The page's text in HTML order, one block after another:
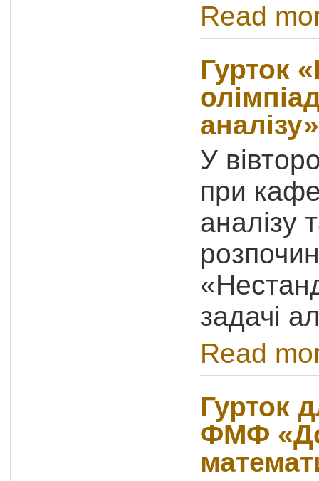
Read
Гурток
аналізу»
У
при
аналізу
задачі
Read
Гурток
ФМФ